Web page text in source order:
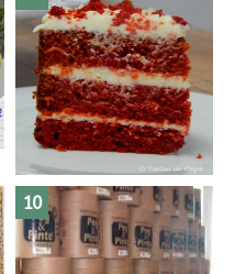
O medo que habita em nós.